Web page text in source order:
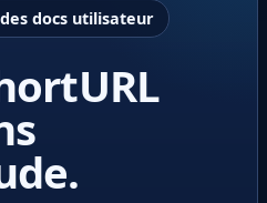
docs utilisateur